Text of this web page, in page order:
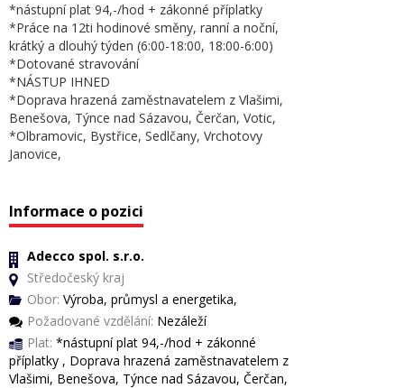
*nástupní plat 94,-/hod + zákonné příplatky
*Práce na 12ti hodinové směny, ranní a noční,
krátký a dlouhý týden (6:00-18:00, 18:00-6:00)
*Dotované stravování
*NÁSTUP IHNED
*Doprava hrazená zaměstnavatelem z Vlašimi,
Benešova, Týnce nad Sázavou, Čerčan, Votic,
*Olbramovic, Bystřice, Sedlčany, Vrchotovy
Janovice,
Informace o pozici
Adecco spol. s.r.o.
Středočeský kraj
Obor: Výroba, průmysl a energetika,
Požadované vzdělání: Nezáleží
Plat: *nástupní plat 94,-/hod + zákonné
příplatky , Doprava hrazená zaměstnavatelem z
Vlašimi, Benešova, Týnce nad Sázavou, Čerčan,